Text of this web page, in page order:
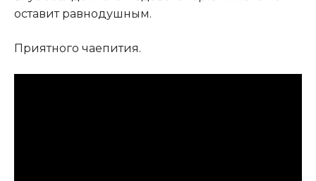
оставит равнодушным.
Приятного чаепития.